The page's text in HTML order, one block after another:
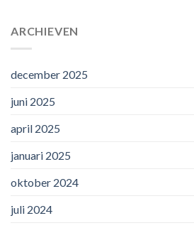
ARCHIEVEN
december 2025
juni 2025
april 2025
januari 2025
oktober 2024
juli 2024